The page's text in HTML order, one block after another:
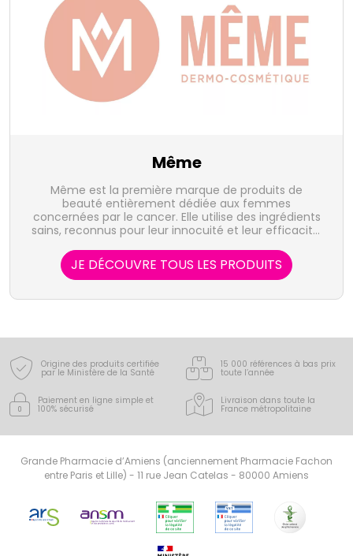
Même
Même est la première marque de produits de
beauté entièrement dédiée aux femmes
concernées par le cancer. Elle utilise des ingrédients
sains, reconnus pour leur innocuité et leur efficacité,
potentiellement nocifs ayant été associés au cancer
ou à des perturbations hormonales.
JE DÉCOUVRE TOUS LES PRODUITS
Origine des produits certifiée
par le Ministère de la Santé
15 000 références à bas prix
toute l’année
Paiement en ligne simple et
100% sécurisé
Livraison dans toute la
France métropolitaine
Grande Pharmacie d’Amiens (anciennement Pharmacie Fachon
entre Paris et Lille) - 11 rue Jean Catelas - 80000 Amiens